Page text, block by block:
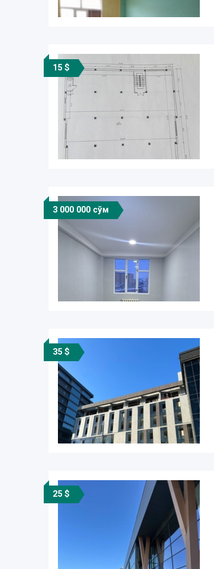
15 $
3 000 000 сўм
35 $
25 $